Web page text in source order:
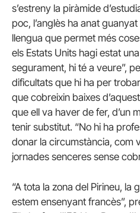
s’estreny la piràmide
poc, l’anglès ha anat
llengua que permet més
els Estats Units hagi estat
segurament, hi té a veure”,
dificultats que hi ha per
que cobreixin baixes
que ell va haver de fer, d’un
tenir substitut. “No hi ha
donar la circumstància, com
jornades senceres sense
“A tota la zona del Pirineu, la
estem ensenyant francès”,